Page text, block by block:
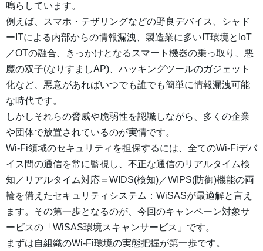
鳴らしています。
例えば、スマホ・テザリングなどの野良デバイス、シャド
ーITによる内部からの情報漏洩、製造業に多いIT環境とIoT
／OTの融合、きっかけとなるスマート機器の乗っ取り、悪
魔の双子(なりすましAP)、ハッキングツールのガジェット
化など、悪意があればいつでも誰でも簡単に情報漏洩可能
な時代です。
しかしそれらの脅威や脆弱性を認識しながら、多くの企業
や団体で放置されているのが実情です。
Wi-Fi領域のセキュリティを担保するには、全てのWi-Fiデバ
イス間の通信を常に監視し、不正な通信のリアルタイム検
知／リアルタイム対応＝WIDS(検知)／WIPS(防御)機能の両
輪を備えたセキュリティシステム：WiSASが最適解と言え
ます。その第一歩となるのが、今回のキャンペーン対象サ
ービスの「WiSAS環境スキャンサービス」です。
まずは自組織のWi-Fi環境の実態把握が第一歩です。